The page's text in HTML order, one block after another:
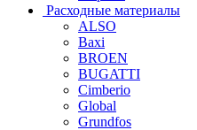
Расходные материалы
ALSO
Baxi
BROEN
BUGATTI
Cimberio
Global
Grundfos